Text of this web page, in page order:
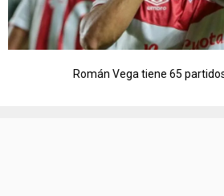
Román Vega tiene 65